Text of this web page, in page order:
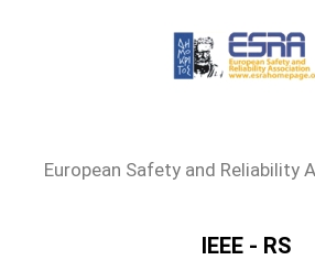
European Safety and Reliability
IEEE - RS